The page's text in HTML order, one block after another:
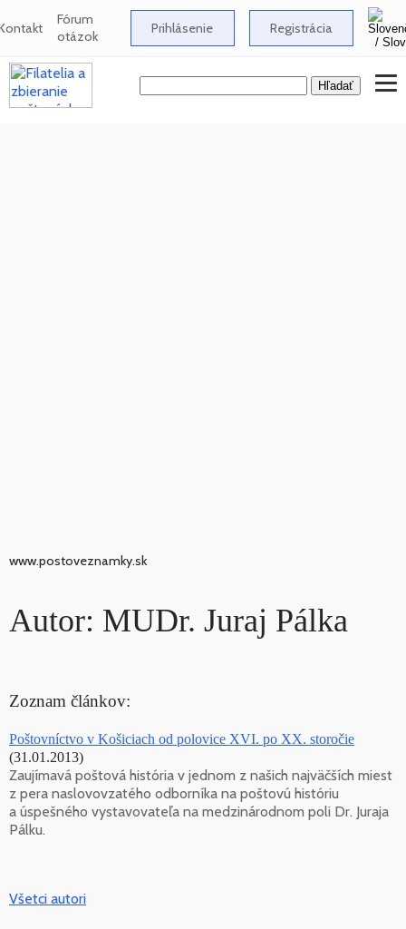
Fórum
otázok Prihlásenie Registrácia
www.postoveznamky.sk
Autor: MUDr. Juraj Pálka
Zoznam článkov:
Poštovníctvo v Košiciach od polovice XVI. po XX. storočie
(31.01.2013)
Zaujímavá poštová história v jednom z našich najväčších miest
z pera naslovovzatého odborníka na poštovú históriu
a úspešného vystavovateľa na medzinárodnom poli Dr. Juraja
Pálku.
Všetci autori